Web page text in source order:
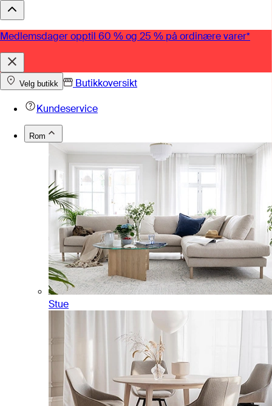
Medlemsdager opptil 60 % og 25 % på ordinære varer*
Velg butikk
Butikkoversikt
Kundeservice
Rom
Stue